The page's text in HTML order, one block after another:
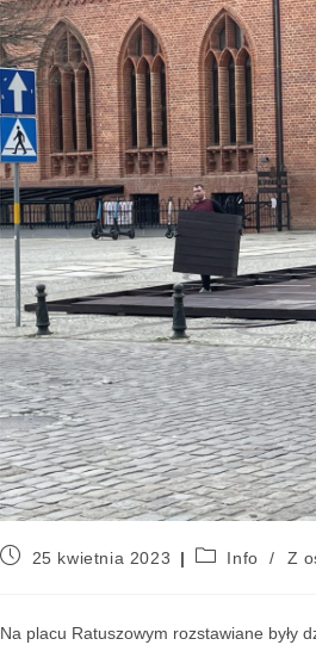
25 kwietnia 2023 Info / Z
Na placu Ratuszowym rozstawiane były